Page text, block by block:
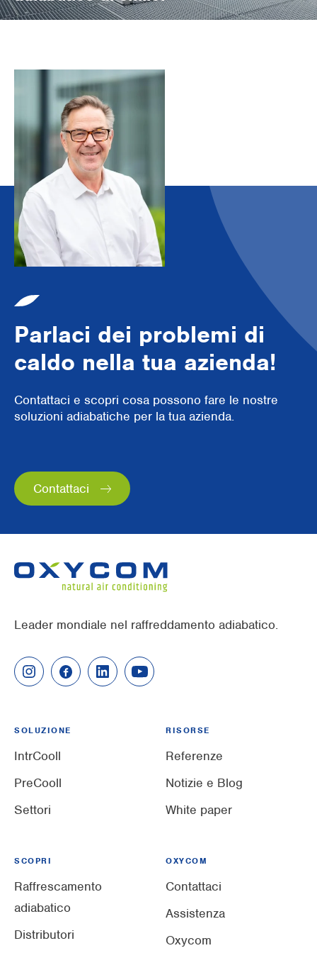
Parlaci dei problemi di
caldo nella tua azienda!
Contattaci e scopri cosa possono fare le nostre
soluzioni adiabatiche per la tua azienda.
Contattaci
Leader mondiale nel raffreddamento adiabatico.
SOLUZIONE
IntrCooll
PreCooll
Settori
RISORSE
Referenze
Notizie e Blog
White paper
SCOPRI
Raffrescamento
adiabatico
Distributori
OXYCOM
Contattaci
Assistenza
Oxycom